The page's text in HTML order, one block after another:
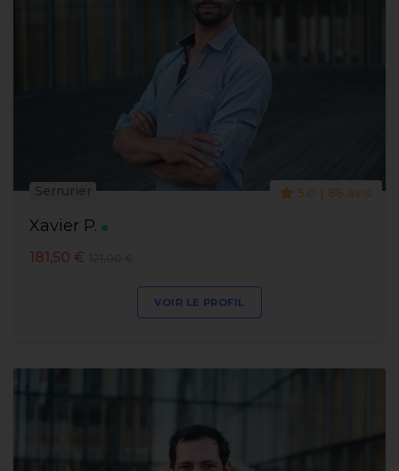
Xavier P.
Serrurier 5.0 | 86 avis
181,50 €
VOIR LE PROFIL